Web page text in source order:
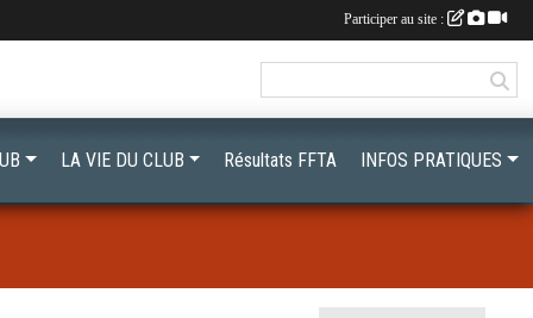
LA VIE DU CLUB Résultats FFTA INFOS PRATIQUES
Participer au site :